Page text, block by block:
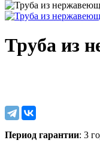
Труба из
Период гарантии: 3